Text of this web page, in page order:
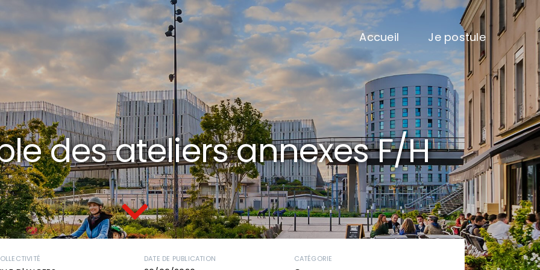
Accueil Je postule
des ateliers annexes F/H
DATE DE PUBLICATION CATÉGORIE